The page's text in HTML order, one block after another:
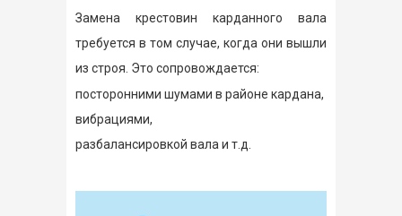
Замена крестовин карданного вала
требуется в том случае, когда они вышли
из строя. Это сопровождается:
посторонними шумами в районе кардана,
вибрациями,
разбалансировкой вала и т.д.